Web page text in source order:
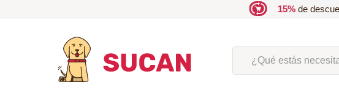
¿Qué estás necesitando?